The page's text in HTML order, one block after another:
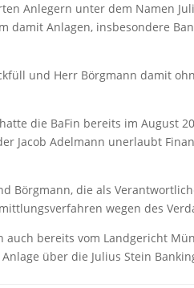
Anlegern unter dem Namen
damit Anlagen, insbesondere
und Herr Börgmann damit
die BaFin bereits im August
Jacob Adelmann unerlaubt
Börgmann, die als
wegen des
bereits vom Landgericht
über die Julius Stein